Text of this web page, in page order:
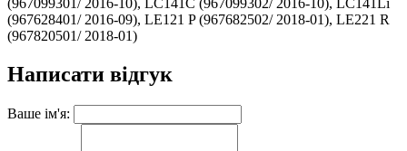
(967099301/ 2016-10), LC141C (967099302/ 2016-10), LC141Li
(967628401/ 2016-09), LE121 P (967682502/ 2018-01), LE221 R
(967820501/ 2018-01)
Написати відгук
Ваше ім'я: